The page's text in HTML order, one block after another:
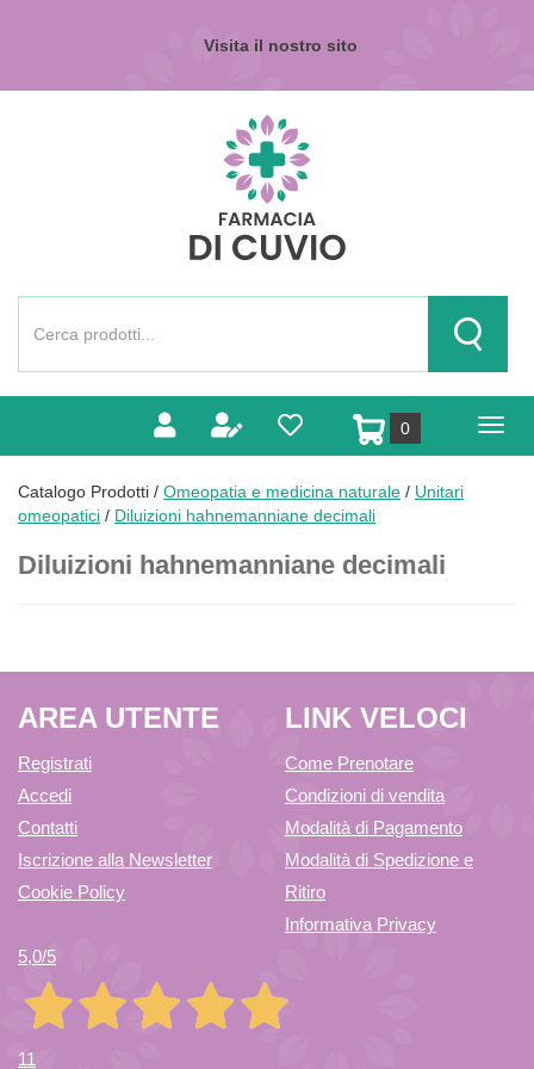
Visita il nostro sito
Prodotto
Cerca
0prodotti
inseriti
Catalogo Prodotti / Omeopatia e medicina naturale / Unitari
omeopatici / Diluizioni hahnemanniane decimali
Diluizioni hahnemanniane decimali
AREA UTENTE
Registrati
Accedi
Contatti
Iscrizione alla Newsletter
Cookie Policy
LINK VELOCI
Come Prenotare
Condizioni di vendita
Modalità di Pagamento
Modalità di Spedizione e
Ritiro
Informativa Privacy
5,0/5
11